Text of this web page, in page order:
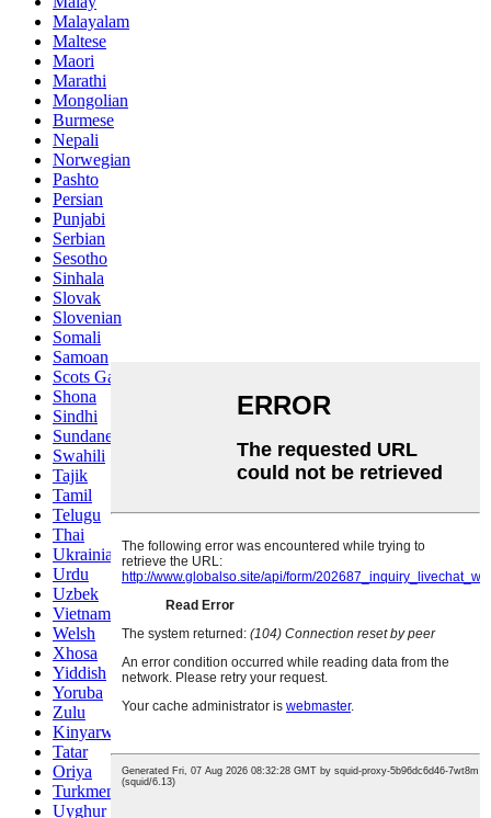
Malayalam
Maltese
Maori
Marathi
Mongolian
Burmese
Nepali
Norwegian
Pashto
Persian
Punjabi
Serbian
Sesotho
Sinhala
Slovak
Slovenian
Somali
Samoan
Scots Gaelic
Shona
Sindhi
Sundanese
Swahili
Tajik
Tamil
Telugu
Thai
Ukrainian
Urdu
Uzbek
Vietnamese
Welsh
Xhosa
Yiddish
Yoruba
Zulu
Kinyarwanda
Tatar
Oriya
Turkmen
Uyghur